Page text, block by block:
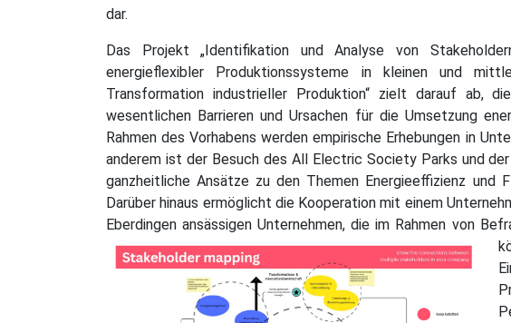
dar.
Das Projekt „Identifikation und Analyse von
energieflexibler Produktionssysteme in kleinen und
Transformation industrieller Produktion“ zielt darauf ab,
wesentlichen Barrieren und Ursachen für die Umsetzung
Rahmen des Vorhabens werden empirische Erhebungen in
anderem ist der Besuch des All Electric Society Parks und
ganzheitliche Ansätze zu den Themen Energieeffizienz und
Darüber hinaus ermöglicht die Kooperation mit einem
Eberdingen ansässigen Unternehmen, die im Rahmen von